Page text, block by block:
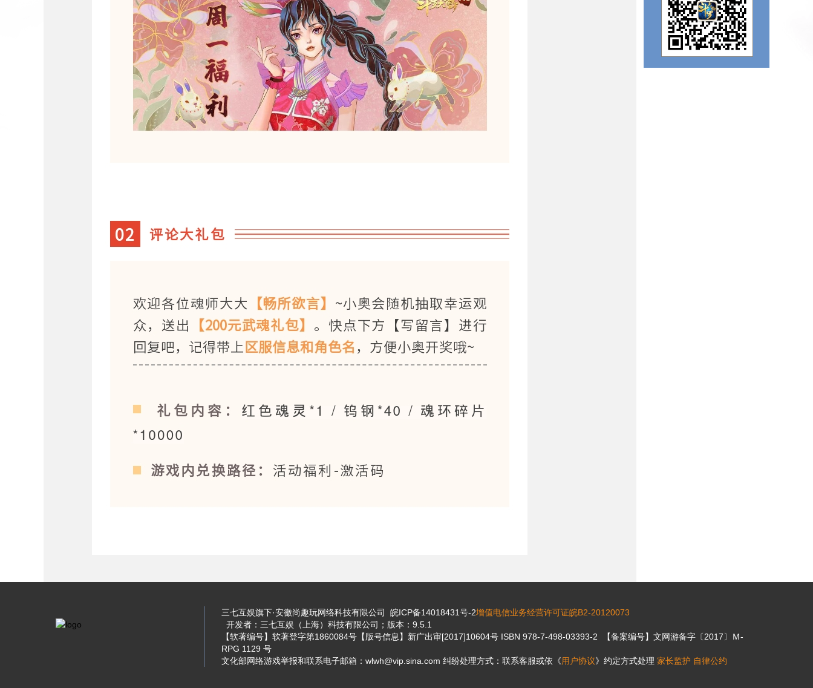
三七互娱旗下·安徽尚趣玩网络科技有限公司 皖ICP备14018431号-2增值电信业务经营许可证皖B2-20120073
开发者：三七互娱（上海）科技有限公司；版本：9.5.1
【软著编号】软著登字第1860084号【版号信息】新广出审[2017]10604号 ISBN 978-7-498-03393-2 【备案编号】文网游备字〔2017〕Ｍ-
RPG 1129 号
文化部网络游戏举报和联系电子邮箱：wlwh@vip.sina.com 纠纷处理方式：联系客服或依《用户协议》约定方式处理 家长监护 自律公约